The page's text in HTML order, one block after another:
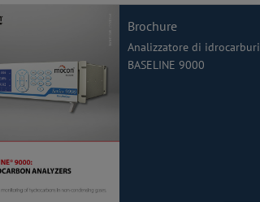
Brochure
Analizzatore di idrocarburi
BASELINE 9000